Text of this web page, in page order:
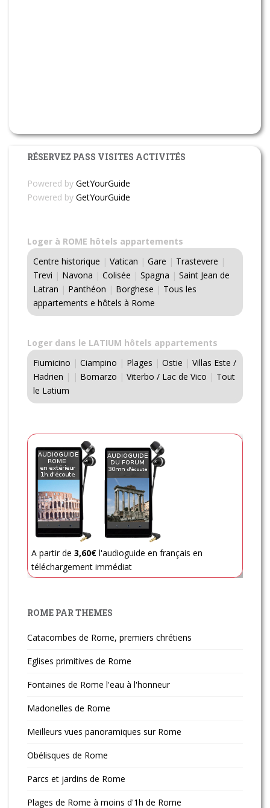
RÉSERVEZ PASS VISITES ACTIVITÉS
Powered by GetYourGuide
Powered by GetYourGuide
Loger à ROME hôtels appartements
Centre historique | Vatican | Gare | Trastevere |
Trevi | Navona | Colisée | Spagna | Saint Jean de
Latran | Panthéon | Borghese | Tous les
appartements e hôtels à Rome
Loger dans le LATIUM hôtels appartements
Fiumicino | Ciampino | Plages | Ostie | Villas Este /
Hadrien | | Bomarzo | Viterbo / Lac de Vico | Tout
le Latium
A partir de 3,60€ l'audioguide en français en
téléchargement immédiat
ROME PAR THEMES
Catacombes de Rome, premiers chrétiens
Eglises primitives de Rome
Fontaines de Rome l'eau à l'honneur
Madonelles de Rome
Meilleurs vues panoramiques sur Rome
Obélisques de Rome
Parcs et jardins de Rome
Plages de Rome à moins d'1h de Rome